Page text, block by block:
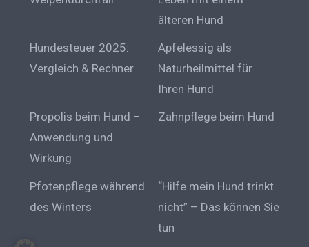
älteren Hund
Hundesteuer 2025:
Vergleich & Rechner
Apfelessig als
Naturheilmittel für
Ihren Hund
Propolis beim Hund –
Anwendung und
Wirkung
Zahnpflege beim Hund
Pfotenpflege während
des Winters
“Hilfe mein Hund trinkt
nicht” – Das können Sie
tun